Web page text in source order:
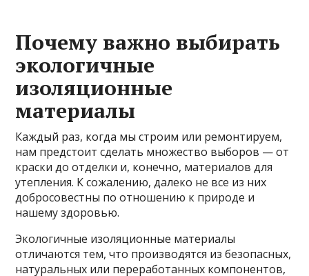
Почему важно выбирать
экологичные
изоляционные
материалы
Каждый раз, когда мы строим или ремонтируем,
нам предстоит сделать множество выборов — от
краски до отделки и, конечно, материалов для
утепления. К сожалению, далеко не все из них
добросовестны по отношению к природе и
нашему здоровью.
Экологичные изоляционные материалы
отличаются тем, что производятся из безопасных,
натуральных или переработанных компонентов,